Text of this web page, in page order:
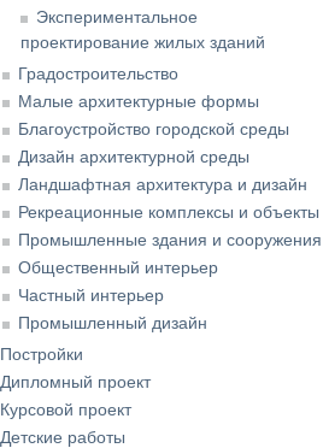
Экспериментальное
проектирование жилых зданий
Градостроительство
Малые архитектурные формы
Благоустройство городской среды
Дизайн архитектурной среды
Ландшафтная архитектура и дизайн
Рекреационные комплексы и объекты
Промышленные здания и сооружения
Общественный интерьер
Частный интерьер
Промышленный дизайн
Постройки
Дипломный проект
Курсовой проект
Детские работы